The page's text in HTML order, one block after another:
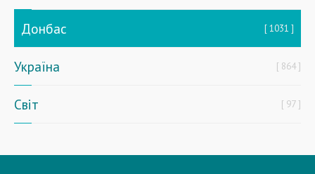
Донбас 1031
Україна 864
Світ 97